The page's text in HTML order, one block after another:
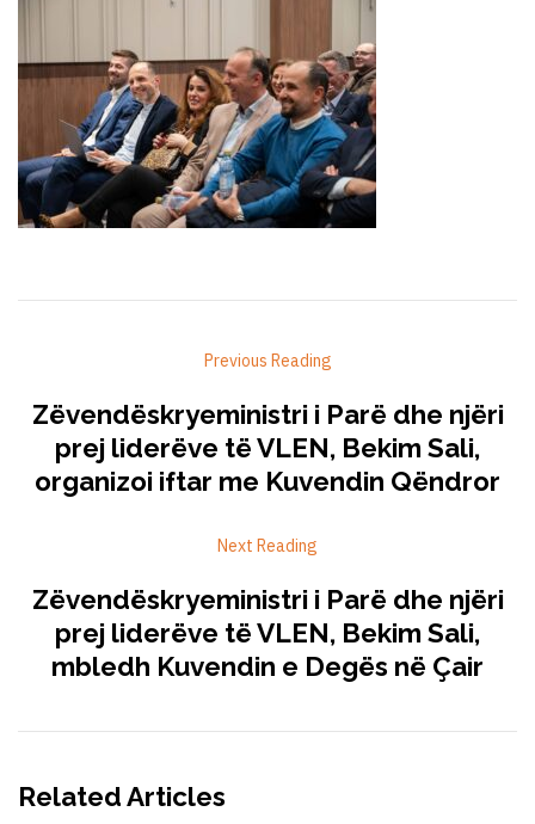
Previous Reading
Zëvendëskryeministri i Parë dhe njëri
prej liderëve të VLEN, Bekim Sali,
organizoi iftar me Kuvendin Qëndror
Next Reading
Zëvendëskryeministri i Parë dhe njëri
prej liderëve të VLEN, Bekim Sali,
mbledh Kuvendin e Degës në Çair
Related Articles